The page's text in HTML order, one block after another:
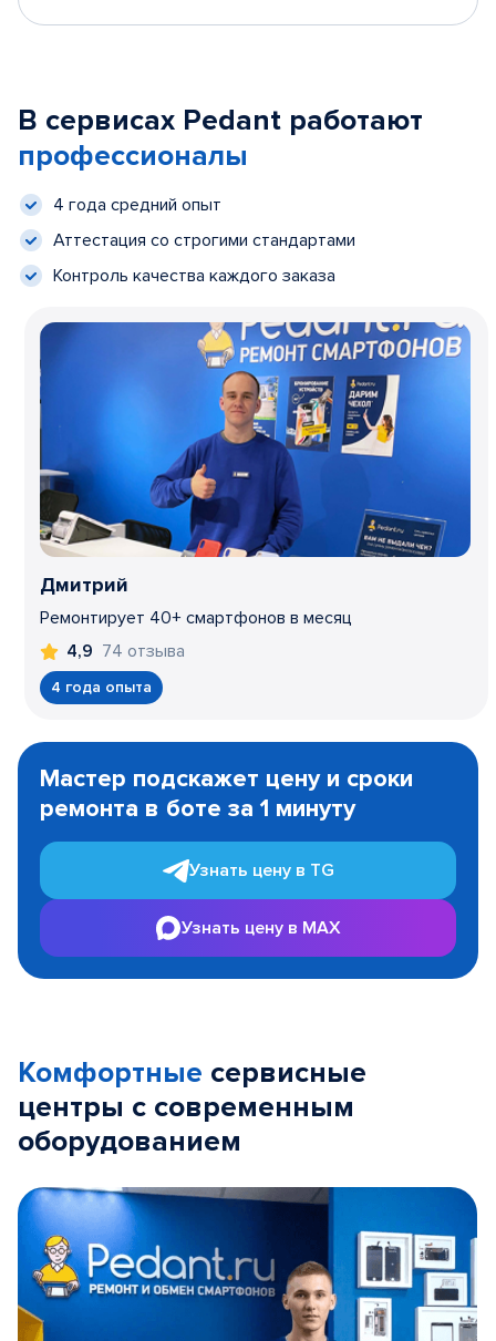
В сервисах Pedant работают
профессионалы
4 года средний опыт
Аттестация со строгими стандартами
Контроль качества каждого заказа
Дмитрий
Ремонтирует 40+ смартфонов в месяц
4,9 74 отзыва
4 года опыта
1
Мастер подскажет цену и сроки
ремонта в боте за 1 минуту
Узнать цену в TG
Узнать цену в MAX
Комфортные сервисные
центры с современным
оборудованием